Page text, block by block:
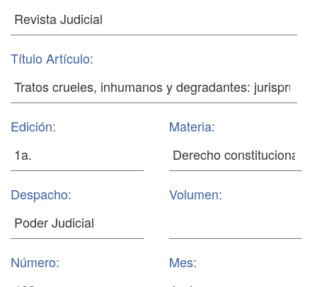
Título Artículo:
Edición: Materia:
Despacho: Volumen:
Número: Mes: